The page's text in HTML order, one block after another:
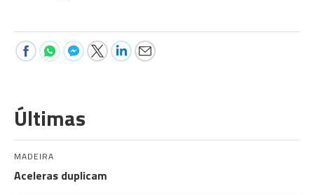
Últimas
MADEIRA
Aceleras duplicam